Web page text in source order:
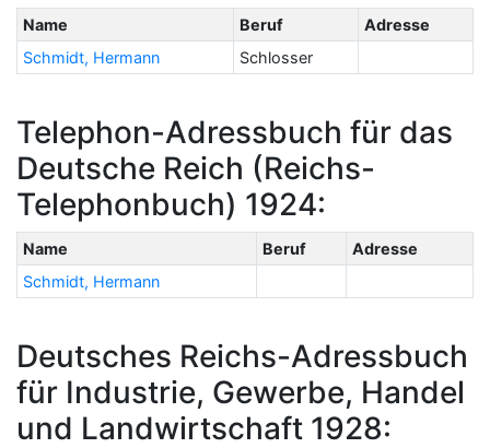
Name Beruf
Adresse
Schmidt, Hermann
Schlosser
Telephon-Adressbuch für das
Deutsche Reich (Reichs-
Telephonbuch) 1924:
Name Beruf
Adresse
Schmidt, Hermann
Deutsches Reichs-Adressbuch
für Industrie, Gewerbe, Handel
und Landwirtschaft 1928: